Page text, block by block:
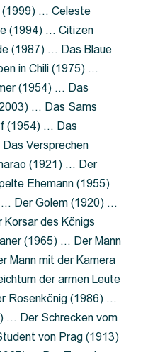
(1999) … Celeste
(1994) … Citizen
(1987) … Das Blaue
in Chili (1975) …
(1954) … Das
… Das Sams
(1954) … Das
Versprechen
(1921) … Der
Ehemann (1955)
Der Golem (1920) …
des Königs
(1965) … Der Mann
Mann mit der Kamera
der armen Leute
Rosenkönig (1986) …
… Der Schrecken vom
von Prag (1913)